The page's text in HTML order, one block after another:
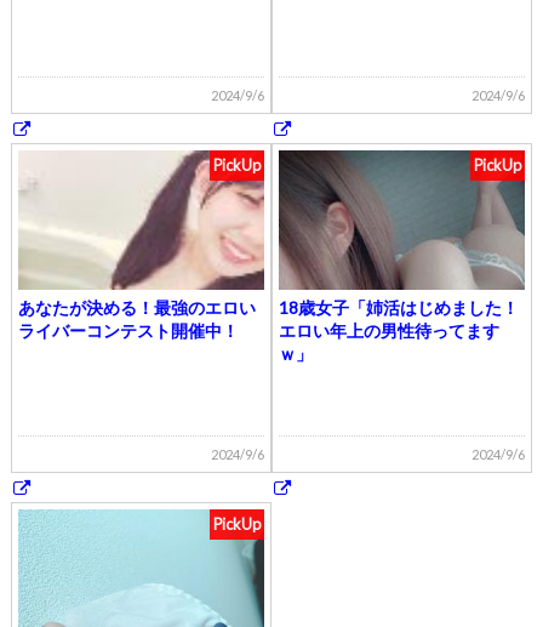
2024/9/6 2024/9/6
PickUp
あなたが決める！最強のエロい
ライバーコンテスト開催中！
2024/9/6
PickUp
18歳女子「姉活はじめました！
エロい年上の男性待ってます
ｗ」
2024/9/6
PickUp